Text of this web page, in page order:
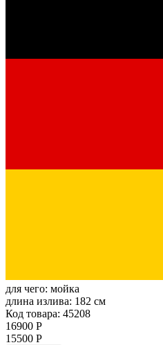
для чего: мойка
длина излива: 182 см
Код товара: 45208
16900 Р
15500 Р